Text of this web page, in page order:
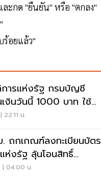
ะกด "ยืนยัน" หรือ "ตกลง"
ร้อยแล้ว"
ารแห่งรัฐ กรมบัญชี
งินวันนี้ 1000 บาท ใช้
ง
22:11 น.
ถกเกณฑ์ลงทะเบียนบัตร
ห่งรัฐ ลุ้นโอนสิทธิ์
| 04:00 น.